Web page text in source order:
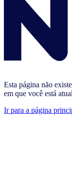
Esta página não
em que você está
Ir para a página